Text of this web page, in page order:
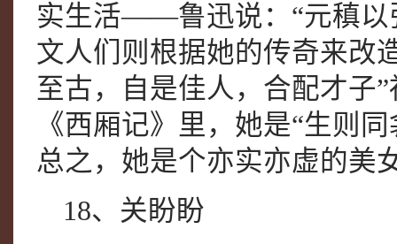
实生活——鲁迅说：“元稹
文人们则根据她的传奇来
至古，自是佳人，合配才子
《西厢记》里，她是“生则
总之，她是个亦实亦虚的美
18、关盼盼